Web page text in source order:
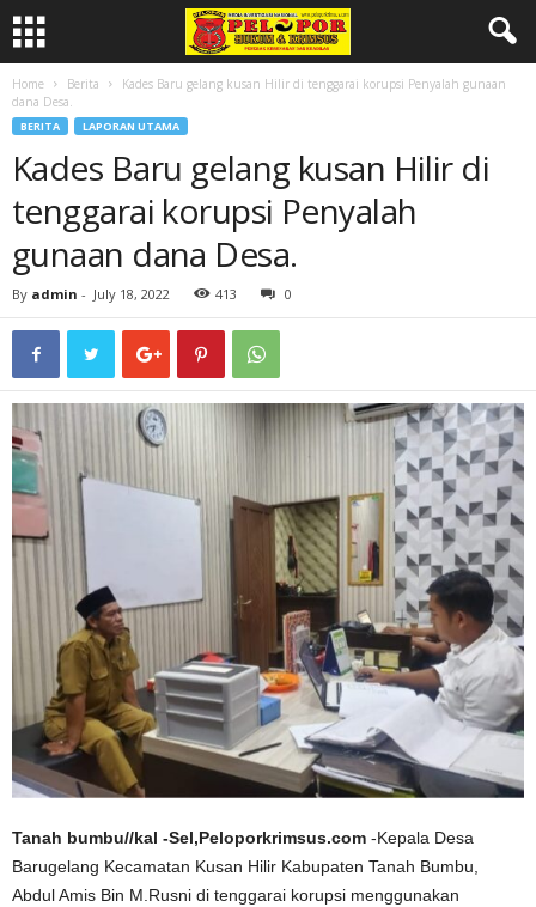
Home Berita
Kades Baru gelang kusan Hilir di tenggarai korupsi Penyalah gunaan
dana Desa.
BERITA LAPORAN UTAMA
Kades Baru gelang kusan Hilir di
tenggarai korupsi Penyalah
gunaan dana Desa.
By admin - July 18, 2022 413 0
Tanah bumbu//kal -Sel,Peloporkrimsus.com -Kepala Desa
Barugelang Kecamatan Kusan Hilir Kabupaten Tanah Bumbu,
Abdul Amis Bin M.Rusni di tenggarai korupsi menggunakan